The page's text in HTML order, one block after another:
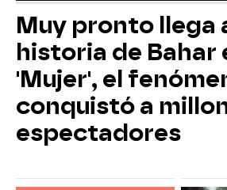
Muy pronto llega
historia de Bahar
'Mujer', el
conquistó a
espectadores